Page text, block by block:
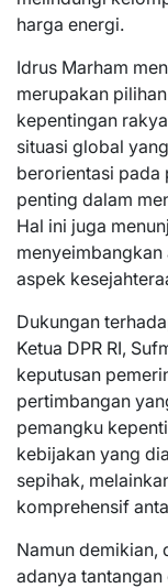
harga energi.
Idrus Marham
merupakan
kepentingan
situasi global
berorientasi pada
penting dalam
Hal ini juga
aspek
Dukungan
Ketua DPR RI,
keputusan
pertimbangan
pemangku
kebijakan yang
sepihak,
komprehensif
Namun demikian,
adanya